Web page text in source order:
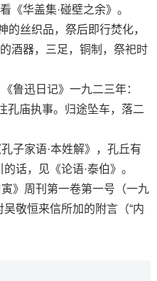
《华盖集·碰壁之余》。
丝织品，祭后即行焚化，
酒器，三足，铜制，祭祀时
迅日记》一九二三年：
孔庙执事。归途坠车，落二
家语·本姓解》，孔丘有
话，见《论语·泰伯》。
周刊第一卷第一号（一九
敬恒来信所加的附言（“内